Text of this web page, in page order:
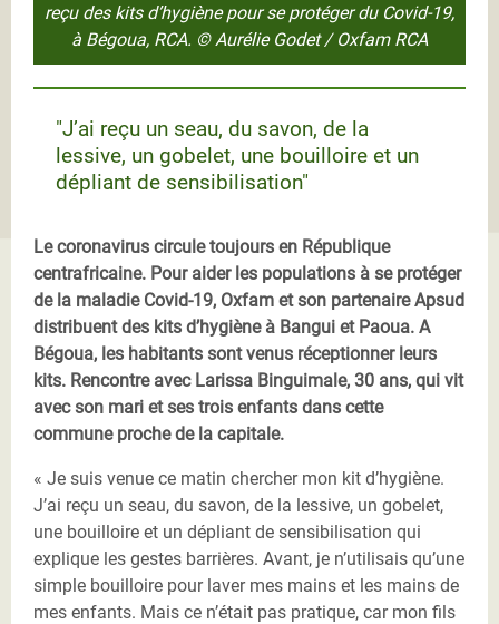
reçu des kits d’hygiène pour se protéger du Covid-19,
à Bégoua, RCA. © Aurélie Godet / Oxfam RCA
"J’ai reçu un seau, du savon, de la
lessive, un gobelet, une bouilloire et un
dépliant de sensibilisation"
Le coronavirus circule toujours en République
centrafricaine. Pour aider les populations à se protéger
de la maladie Covid-19, Oxfam et son partenaire Apsud
distribuent des kits d’hygiène à Bangui et Paoua. A
Bégoua, les habitants sont venus réceptionner leurs
kits. Rencontre avec Larissa Binguimale, 30 ans, qui vit
avec son mari et ses trois enfants dans cette
commune proche de la capitale.
« Je suis venue ce matin chercher mon kit d’hygiène.
J’ai reçu un seau, du savon, de la lessive, un gobelet,
une bouilloire et un dépliant de sensibilisation qui
explique les gestes barrières. Avant, je n’utilisais qu’une
simple bouilloire pour laver mes mains et les mains de
mes enfants. Mais ce n’était pas pratique, car mon fils